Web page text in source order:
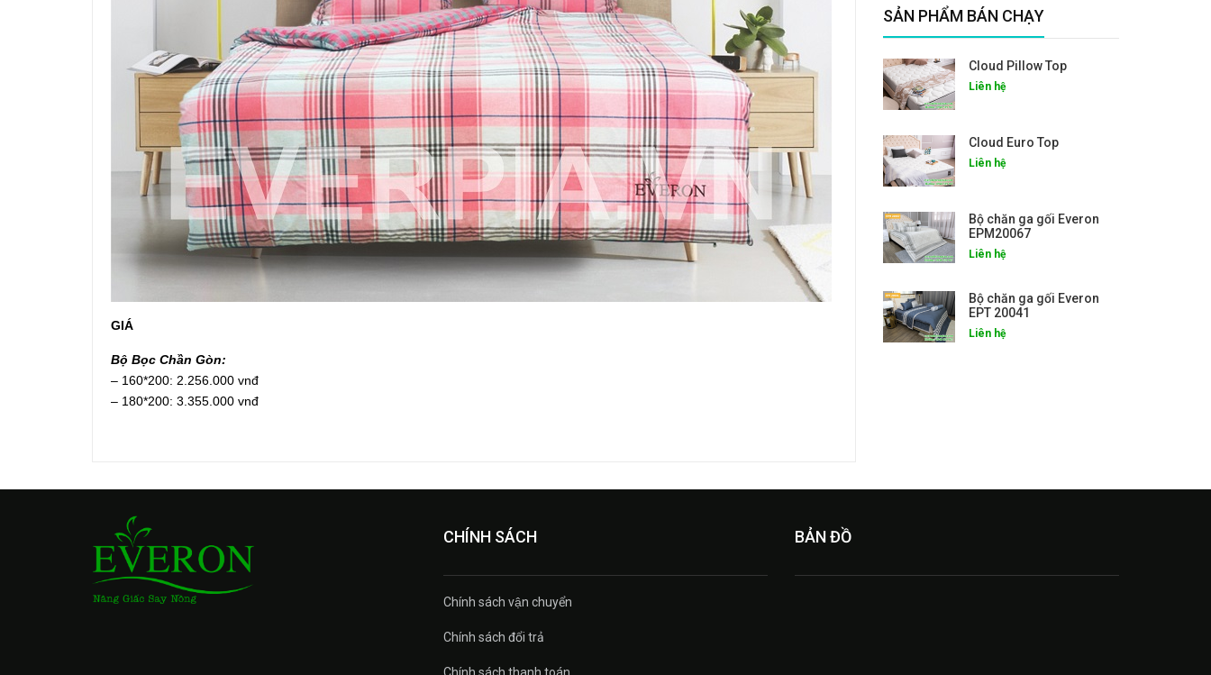
GIÁ
Bộ Bọc Chần Gòn:
– 160*200: 2.256.000 vnđ
– 180*200: 3.355.000 vnđ
SẢN PHẨM BÁN CHẠY
Cloud Pillow Top
Liên hệ
Cloud Euro Top
Liên hệ
Bộ chăn ga gối Everon
EPM20067
Liên hệ
Bộ chăn ga gối Everon
EPT 20041
Liên hệ
CHÍNH SÁCH
Chính sách vận chuyển
Chính sách đổi trả
BẢN ĐỒ